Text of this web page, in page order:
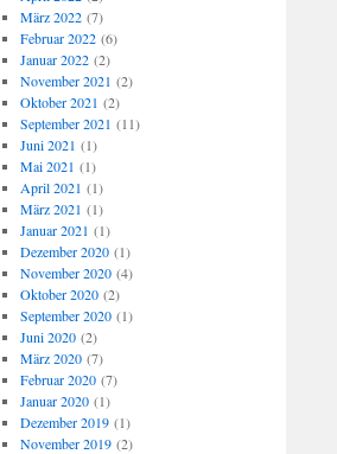
März 2022(7)
Februar 2022(6)
Januar 2022(2)
November 2021 (2)
Oktober 2021 (2)
September 2021 (11)
Juni 2021 (1)
Mai 2021 (1)
April 2021 (1)
März 2021 (1)
Januar 2021 (1)
Dezember 2020(1)
November 2020(4)
Oktober 2020(2)
September 2020(1)
Juni 2020(2)
März 2020(7)
Februar 2020(7)
Januar 2020(1)
Dezember 2019(1)
November 2019(2)